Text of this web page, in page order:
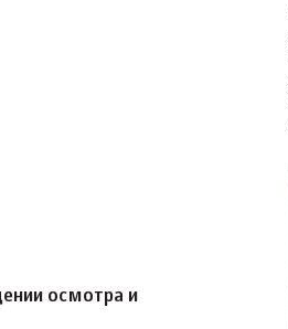
осмотра и